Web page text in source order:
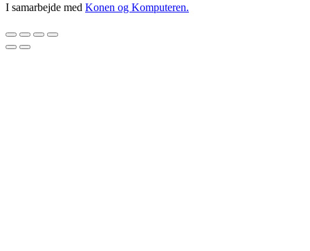
I samarbejde med Konen og Komputeren.